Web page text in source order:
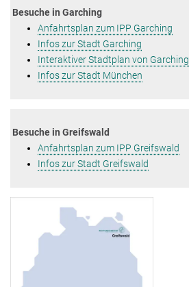
Besuche in Garching
Anfahrtsplan zum IPP Garching
Infos zur Stadt Garching
Interaktiver Stadtplan von Garching
Infos zur Stadt München
Besuche in Greifswald
Anfahrtsplan zum IPP Greifswald
Infos zur Stadt Greifswald